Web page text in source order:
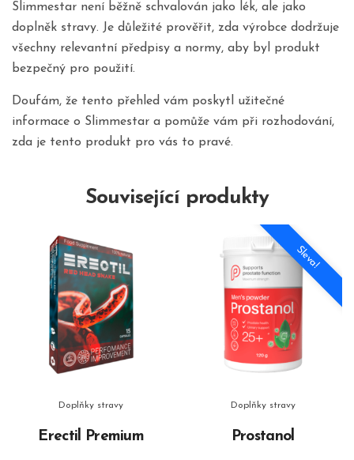
Slimmestar není běžně schvalován jako lék, ale jako
doplněk stravy. Je důležité prověřit, zda výrobce dodržuje
všechny relevantní předpisy a normy, aby byl produkt
bezpečný pro použití.
Doufám, že tento přehled vám poskytl užitečné
informace o Slimmestar a pomůže vám při rozhodování,
zda je tento produkt pro vás to pravé.
Související produkty
Doplňky stravy
Erectil Premium
Sleva!
Doplňky stravy
Prostanol